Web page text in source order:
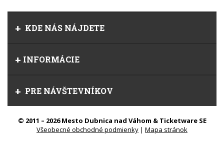
KDE NÁS NÁJDETE
INFORMÁCIE
PRE NÁVŠTEVNÍKOV
© 2011 – 2026 Mesto Dubnica nad Váhom & Ticketware SE
Všeobecné obchodné podmienky | Mapa stránok